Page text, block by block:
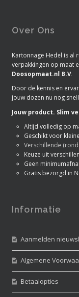
Over Ons
Kartonnage Hedel is al
verpakkingen op maat
Doosopmaat.nl B.V.
Door de kennis en
jouw dozen nu nog
Jouw product. Slim
Altijd volledig op
Geschikt voor
Verschillende
Keuze uit
Geen
Gratis bezorgd in
Informatie
Aanmelden
Algemene
Betaalopties